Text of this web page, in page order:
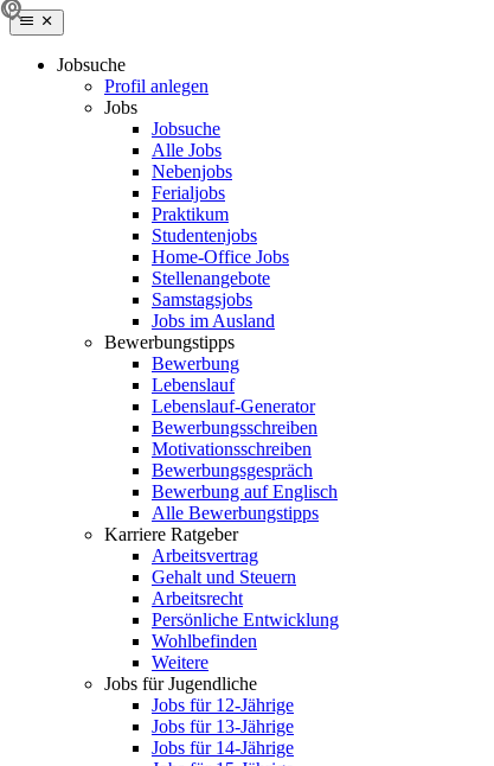
Jobsuche
Profil anlegen
Jobs
Jobsuche
Alle Jobs
Nebenjobs
Ferialjobs
Praktikum
Studentenjobs
Home-Office Jobs
Stellenangebote
Samstagsjobs
Jobs im Ausland
Bewerbungstipps
Bewerbung
Lebenslauf
Lebenslauf-Generator
Bewerbungsschreiben
Motivationsschreiben
Bewerbungsgespräch
Bewerbung auf Englisch
Alle Bewerbungstipps
Karriere Ratgeber
Arbeitsvertrag
Gehalt und Steuern
Arbeitsrecht
Persönliche Entwicklung
Wohlbefinden
Weitere
Jobs für Jugendliche
Jobs für 12-Jährige
Jobs für 13-Jährige
Jobs für 14-Jährige